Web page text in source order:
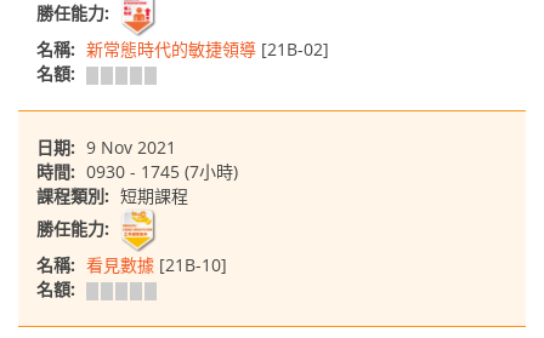
勝任能力:
名稱: 新常態時代的敏捷領導 [21B-02]
名額:
日期: 9 Nov 2021
時間: 0930 - 1745 (7小時)
課程類別: 短期課程
勝任能力:
名稱: 看見數據 [21B-10]
名額: